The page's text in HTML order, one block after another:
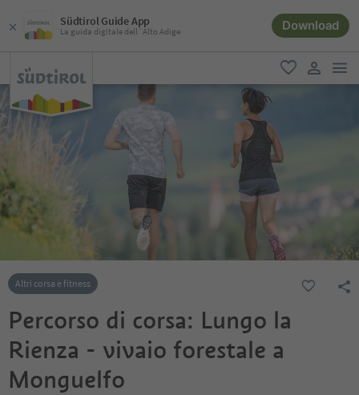
Südtirol Guide App
La guida digitale dell´Alto Adige Download
favoriti
user link
Altri corsa e fitness
Percorso di corsa: Lungo la
Rienza - vivaio forestale a
Monguelfo